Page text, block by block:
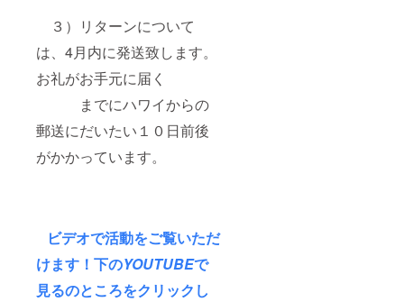
３）リターンについて
は、4月内に発送致します。
お礼がお手元に届く
までにハワイからの
郵送にだいたい１０日前後
がかかっています。
ビデオで活動をご覧いただ
けます！下のYOUTUBEで
見るのところをクリックし